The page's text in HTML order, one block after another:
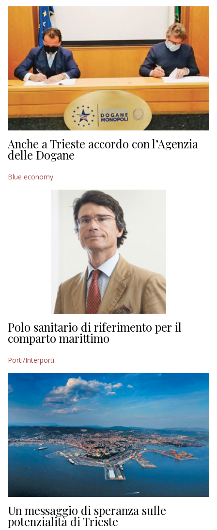
EDITORIALI
Anche a Trieste accordo con l’Agenzia
delle Dogane
Blue economy
Polo sanitario di riferimento per il
comparto marittimo
Porti/Interporti
Un messaggio di speranza sulle
potenzialità di Trieste